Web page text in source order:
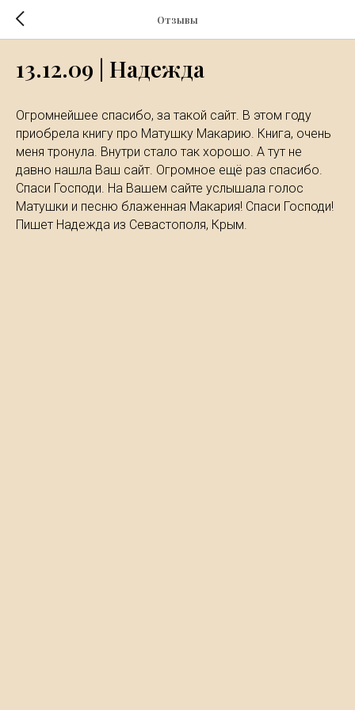
Отзывы
13.12.09 | Надежда
Огромнейшее спасибо, за такой сайт. В этом году
приобрела книгу про Матушку Макарию. Книга, очень
меня тронула. Внутри стало так хорошо. А тут не
давно нашла Ваш сайт. Огромное ещё раз спасибо.
Спаси Господи. На Вашем сайте услышала голос
Матушки и песню блаженная Макария! Спаси Господи!
Пишет Надежда из Севастополя, Крым.